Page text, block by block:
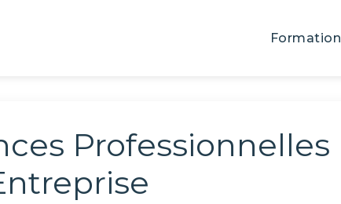
Formation
Professionnelles